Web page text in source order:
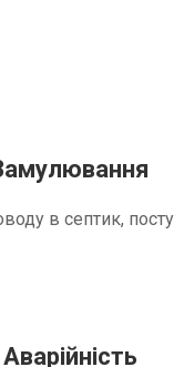
в септик,
Аварійність